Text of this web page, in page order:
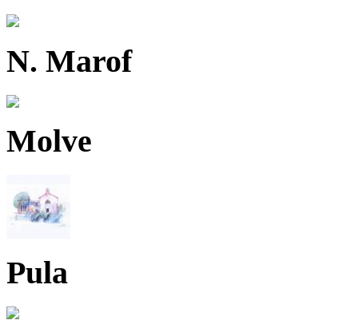
N. Marof
Molve
Pula